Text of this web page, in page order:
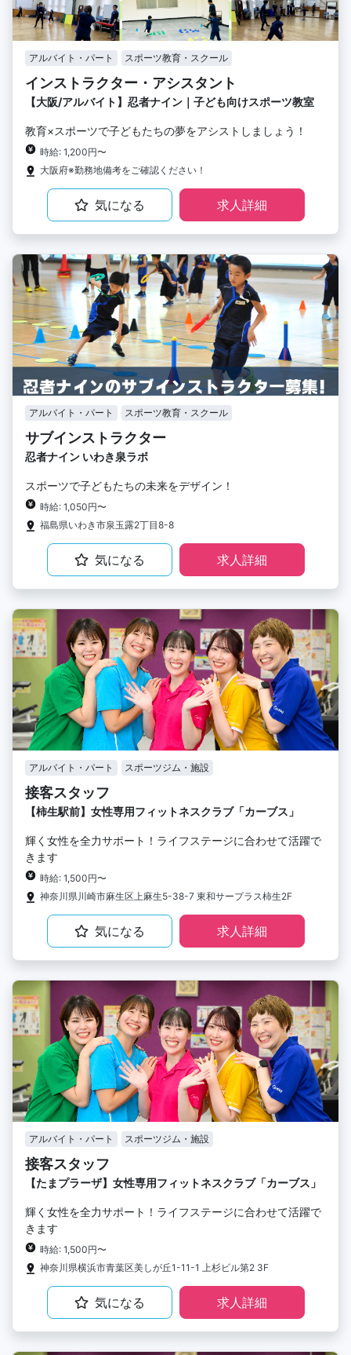
アルバイト・パート スポーツ教育・スクール
インストラクター・アシスタント
【大阪/アルバイト】忍者ナイン｜子ども向けスポーツ教室
教育×スポーツで子どもたちの夢をアシストしましょう！
時給: 1,200円〜
大阪府※勤務地備考をご確認ください！
気になる 求人詳細
アルバイト・パート スポーツ教育・スクール
サブインストラクター
忍者ナイン いわき泉ラボ
スポーツで子どもたちの未来をデザイン！
時給: 1,050円〜
福島県いわき市泉玉露2丁目8-8
気になる 求人詳細
アルバイト・パート スポーツジム・施設
接客スタッフ
【柿生駅前】女性専用フィットネスクラブ「カーブス」
輝く女性を全力サポート！ライフステージに合わせて活躍で
きます
時給: 1,500円〜
神奈川県川崎市麻生区上麻生5-38-7 東和サープラス柿生2F
気になる 求人詳細
アルバイト・パート スポーツジム・施設
接客スタッフ
【たまプラーザ】女性専用フィットネスクラブ「カーブス」
輝く女性を全力サポート！ライフステージに合わせて活躍で
きます
時給: 1,500円〜
神奈川県横浜市青葉区美しが丘1-11-1 上杉ビル第2 3F
気になる 求人詳細